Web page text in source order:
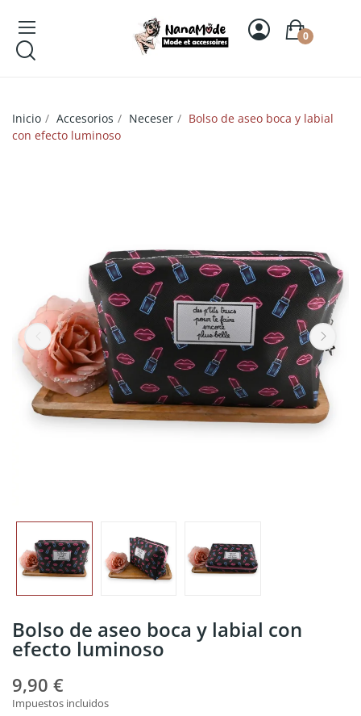
0
Inicio Accesorios Neceser
Bolso de aseo boca y labial
con efecto luminoso
Bolso de aseo boca y labial con
efecto luminoso
9,90 €
Impuestos incluidos